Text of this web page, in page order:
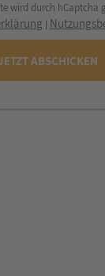
wird durch hCaptcha
|
ABSCHICKEN